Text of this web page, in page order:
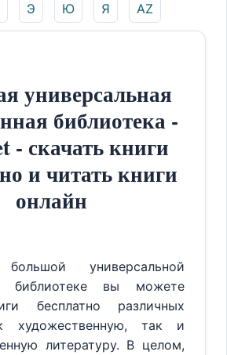
Э Ю Я AZ
универсальная
библиотека -
- скачать книги
и читать книги
онлайн
универсальной
библиотеке вы можете
бесплатно различных
художественную, так и
литературу. В целом,